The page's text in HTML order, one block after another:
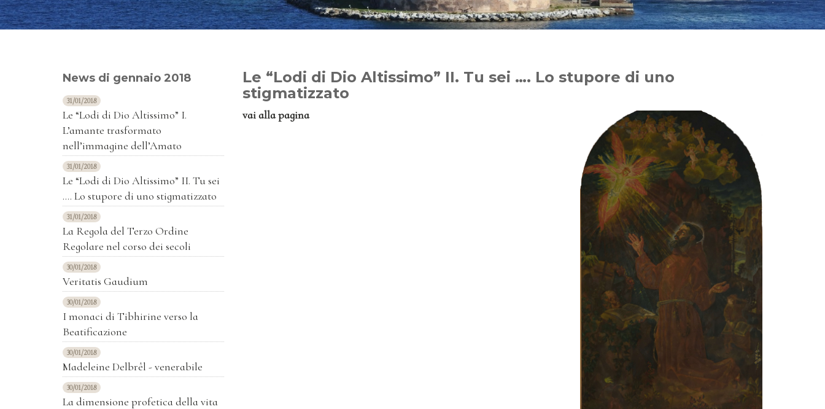
News di gennaio 2018
31/01/2018
Le “Lodi di Dio Altissimo” I.
L’amante trasformato
nell’immagine dell’Amato
31/01/2018
Le “Lodi di Dio Altissimo” II. Tu sei
…. Lo stupore di uno stigmatizzato
31/01/2018
La Regola del Terzo Ordine
Regolare nel corso dei secoli
30/01/2018
Veritatis Gaudium
30/01/2018
I monaci di Tibhirine verso la
Beatificazione
30/01/2018
Madeleine Delbrêl - venerabile
30/01/2018
La dimensione profetica della vita
Le “Lodi di Dio Altissimo” II. Tu sei …. Lo stupore di uno
stigmatizzato
vai alla pagina